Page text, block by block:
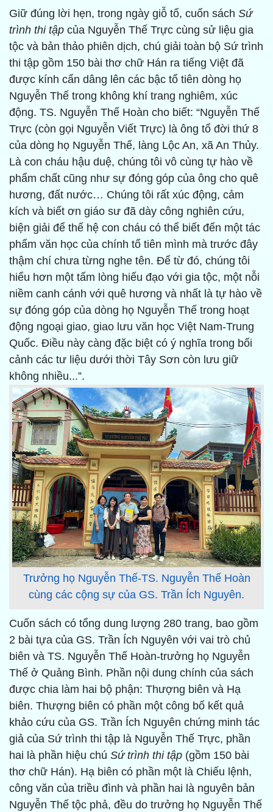
Giữ đúng lời hẹn, trong ngày giỗ tổ, cuốn sách Sứ
trình thi tập của Nguyễn Thế Trực cùng sử liệu gia
tộc và bản thảo phiên dịch, chú giải toàn bộ Sứ trình
thi tập gồm 150 bài thơ chữ Hán ra tiếng Việt đã
được kính cẩn dâng lên các bậc tổ tiên dòng họ
Nguyễn Thế trong không khí trang nghiêm, xúc
động. TS. Nguyễn Thế Hoàn cho biết: “Nguyễn Thế
Trực (còn gọi Nguyễn Viết Trực) là ông tổ đời thứ 8
của dòng họ Nguyễn Thế, làng Lộc An, xã An Thủy.
Là con cháu hậu duệ, chúng tôi vô cùng tự hào về
phẩm chất cũng như sự đóng góp của ông cho quê
hương, đất nước… Chúng tôi rất xúc động, cảm
kích và biết ơn giáo sư đã dày công nghiên cứu,
biện giải để thế hệ con cháu có thể biết đến một tác
phẩm văn học của chính tổ tiên mình mà trước đây
thậm chí chưa từng nghe tên. Để từ đó, chúng tôi
hiểu hơn một tấm lòng hiếu đạo với gia tộc, một nỗi
niềm canh cánh với quê hương và nhất là tự hào về
sự đóng góp của dòng họ Nguyễn Thế trong hoạt
động ngoại giao, giao lưu văn học Việt Nam-Trung
Quốc. Điều này càng đặc biệt có ý nghĩa trong bối
cảnh các tư liệu dưới thời Tây Sơn còn lưu giữ
không nhiều...”.
Trưởng họ Nguyễn Thế-TS. Nguyễn Thế Hoàn
cùng các cộng sự của GS. Trần Ích Nguyên.
Cuốn sách có tổng dung lượng 280 trang, bao gồm
2 bài tựa của GS. Trần Ích Nguyên với vai trò chủ
biên và TS. Nguyễn Thế Hoàn-trưởng họ Nguyễn
Thế ở Quảng Bình. Phần nội dung chính của sách
được chia làm hai bộ phận: Thượng biên và Hạ
biên. Thượng biên có phần một công bố kết quả
khảo cứu của GS. Trần Ích Nguyên chứng minh tác
giả của Sứ trình thi tập là Nguyễn Thế Trực, phần
hai là phần hiệu chú Sứ trình thi tập (gồm 150 bài
thơ chữ Hán). Hạ biên có phần một là Chiếu lệnh,
công văn của triều đình và phần hai là nguyên bản
Nguyễn Thế tộc phả, đều do trưởng họ Nguyễn Thế